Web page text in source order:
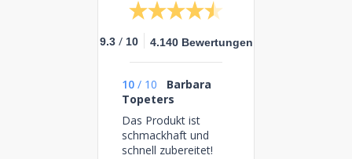
9.3 / 10 4.140 Bewertungen
10 / 10
Barbara
Topeters
Das Produkt ist
schmackhaft und
schnell zubereitet!